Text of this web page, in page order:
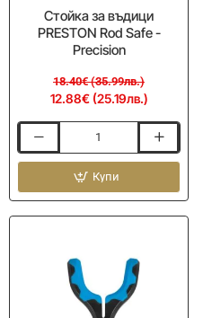
Стойка за въдици
PRESTON Rod Safe -
Precision
12.88€ (25.19лв.)
18.40€ (35.99лв.)
за
PRESTON
Rod
Precision
Купи